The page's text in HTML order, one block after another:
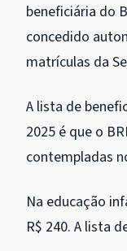
beneficiária do
concedido
matrículas da
A lista de
2025 é que o
contempladas
Na educação
R$ 240. A lista